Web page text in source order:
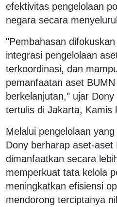
efektivitas pengelolaan
negara secara
"Pembahasan
integrasi pengelolaan
terkoordinasi, dan
pemanfaatan aset
berkelanjutan," ujar
tertulis di Jakarta, Kamis
Melalui pengelolaan
Dony berharap aset-aset
dimanfaatkan secara
memperkuat tata kelola
meningkatkan efisiensi
mendorong terciptanya